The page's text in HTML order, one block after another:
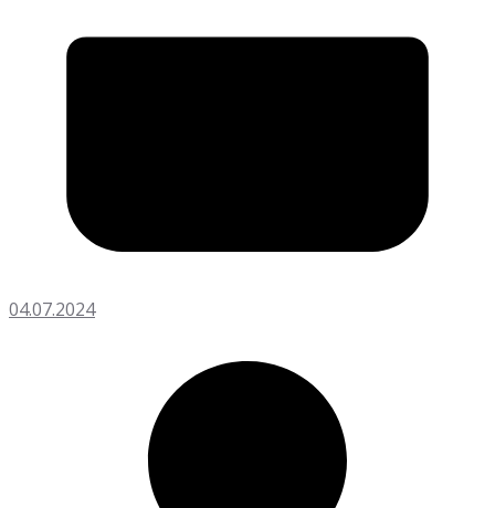
04.07.2024